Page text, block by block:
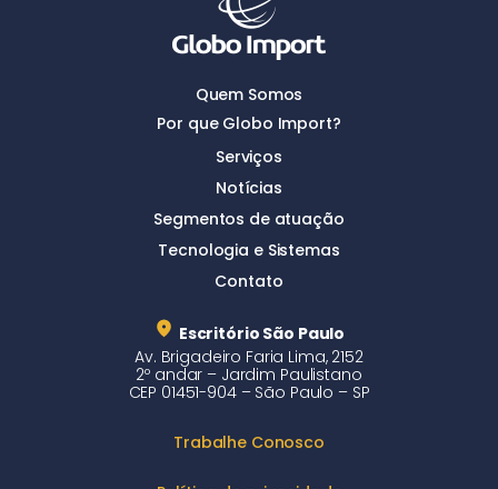
Quem Somos
Por que Globo Import?
Serviços
Notícias
Segmentos de atuação
Tecnologia e Sistemas
Contato
Escritório São Paulo
Av. Brigadeiro Faria Lima, 2152
2º andar – Jardim Paulistano
CEP 01451-904 – São Paulo – SP
Trabalhe Conosco